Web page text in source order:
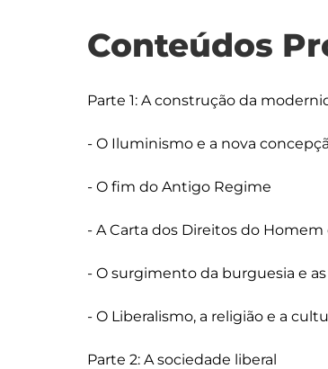
Conteúdos
Parte 1: A construção da
- O Iluminismo e a nova
- O fim do Antigo Regime
- A Carta dos Direitos do Homem
- O surgimento da burguesia e
- O Liberalismo, a religião e a
Parte 2: A sociedade liberal